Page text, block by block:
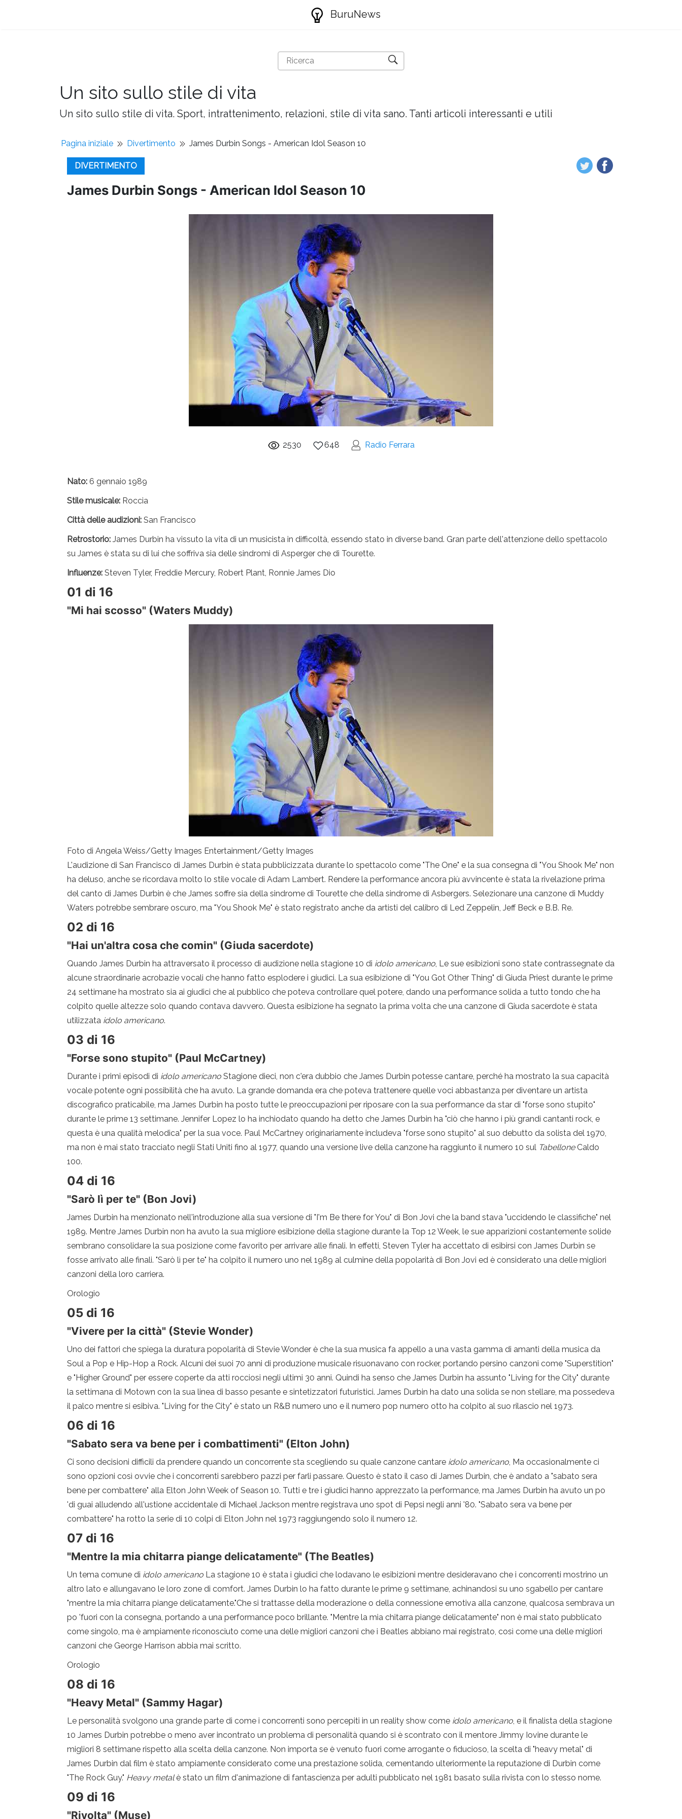
BuruNews
Un sito sullo stile di vita
Un sito sullo stile di vita. Sport, intrattenimento, relazioni, stile di vita sano. Tanti articoli interessanti e utili
Pagina iniziale Divertimento James Durbin Songs - American Idol Season 10
DIVERTIMENTO
James Durbin Songs - American Idol Season 10
2530 648 Radio Ferrara
Nato: 6 gennaio 1989
Stile musicale: Roccia
Città delle audizioni: San Francisco
Retrostorio: James Durbin ha vissuto la vita di un musicista in difficoltà, essendo stato in diverse band. Gran parte dell'attenzione dello spettacolo
su James è stata su di lui che soffriva sia delle sindromi di Asperger che di Tourette.
Influenze: Steven Tyler, Freddie Mercury, Robert Plant, Ronnie James Dio
01 di 16
"Mi hai scosso" (Waters Muddy)
Foto di Angela Weiss/Getty Images Entertainment/Getty Images
L'audizione di San Francisco di James Durbin è stata pubblicizzata durante lo spettacolo come "The One" e la sua consegna di "You Shook Me" non
ha deluso, anche se ricordava molto lo stile vocale di Adam Lambert. Rendere la performance ancora più avvincente è stata la rivelazione prima
del canto di James Durbin è che James soffre sia della sindrome di Tourette che della sindrome di Asbergers. Selezionare una canzone di Muddy
Waters potrebbe sembrare oscuro, ma "You Shook Me" è stato registrato anche da artisti del calibro di Led Zeppelin, Jeff Beck e B.B. Re.
02 di 16
"Hai un'altra cosa che comin" (Giuda sacerdote)
Quando James Durbin ha attraversato il processo di audizione nella stagione 10 di idolo americano, Le sue esibizioni sono state contrassegnate da
alcune straordinarie acrobazie vocali che hanno fatto esplodere i giudici. La sua esibizione di "You Got Other Thing" di Giuda Priest durante le prime
24 settimane ha mostrato sia ai giudici che al pubblico che poteva controllare quel potere, dando una performance solida a tutto tondo che ha
colpito quelle altezze solo quando contava davvero. Questa esibizione ha segnato la prima volta che una canzone di Giuda sacerdote è stata
utilizzata idolo americano.
03 di 16
"Forse sono stupito" (Paul McCartney)
Durante i primi episodi di idolo americano Stagione dieci, non c'era dubbio che James Durbin potesse cantare, perché ha mostrato la sua capacità
vocale potente ogni possibilità che ha avuto. La grande domanda era che poteva trattenere quelle voci abbastanza per diventare un artista
discografico praticabile, ma James Durbin ha posto tutte le preoccupazioni per riposare con la sua performance da star di "forse sono stupito"
durante le prime 13 settimane. Jennifer Lopez lo ha inchiodato quando ha detto che James Durbin ha "ciò che hanno i più grandi cantanti rock, e
questa è una qualità melodica" per la sua voce. Paul McCartney originariamente includeva "forse sono stupito" al suo debutto da solista del 1970,
ma non è mai stato tracciato negli Stati Uniti fino al 1977, quando una versione live della canzone ha raggiunto il numero 10 sul TabelloneCaldo
100.
04 di 16
"Sarò lì per te" (Bon Jovi)
James Durbin ha menzionato nell'introduzione alla sua versione di "I'm Be there for You" di Bon Jovi che la band stava "uccidendo le classifiche" nel
1989. Mentre James Durbin non ha avuto la sua migliore esibizione della stagione durante la Top 12 Week, le sue apparizioni costantemente solide
sembrano consolidare la sua posizione come favorito per arrivare alle finali. In effetti, Steven Tyler ha accettato di esibirsi con James Durbin se
fosse arrivato alle finali. "Sarò lì per te" ha colpito il numero uno nel 1989 al culmine della popolarità di Bon Jovi ed è considerato una delle migliori
canzoni della loro carriera.
Orologio
05 di 16
"Vivere per la città" (Stevie Wonder)
Uno dei fattori che spiega la duratura popolarità di Stevie Wonder è che la sua musica fa appello a una vasta gamma di amanti della musica da
Soul a Pop e Hip-Hop a Rock. Alcuni dei suoi 70 anni di produzione musicale risuonavano con rocker, portando persino canzoni come "Superstition"
e "Higher Ground" per essere coperte da atti rocciosi negli ultimi 30 anni. Quindi ha senso che James Durbin ha assunto "Living for the City" durante
la settimana di Motown con la sua linea di basso pesante e sintetizzatori futuristici. James Durbin ha dato una solida se non stellare, ma possedeva
il palco mentre si esibiva. "Living for the City" è stato un R&B numero uno e il numero pop numero otto ha colpito al suo rilascio nel 1973.
06 di 16
"Sabato sera va bene per i combattimenti" (Elton John)
Ci sono decisioni difficili da prendere quando un concorrente sta scegliendo su quale canzone cantare idolo americano, Ma occasionalmente ci
sono opzioni così ovvie che i concorrenti sarebbero pazzi per farli passare. Questo è stato il caso di James Durbin, che è andato a "sabato sera
bene per combattere" alla Elton John Week of Season 10. Tutti e tre i giudici hanno apprezzato la performance, ma James Durbin ha avuto un po
'di guai alludendo all'ustione accidentale di Michael Jackson mentre registrava uno spot di Pepsi negli anni '80. "Sabato sera va bene per
combattere" ha rotto la serie di 10 colpi di Elton John nel 1973 raggiungendo solo il numero 12.
07 di 16
"Mentre la mia chitarra piange delicatamente" (The Beatles)
Un tema comune di idolo americano La stagione 10 è stata i giudici che lodavano le esibizioni mentre desideravano che i concorrenti mostrino un
altro lato e allungavano le loro zone di comfort. James Durbin lo ha fatto durante le prime 9 settimane, achinandosi su uno sgabello per cantare
"mentre la mia chitarra piange delicatamente."Che si trattasse della moderazione o della connessione emotiva alla canzone, qualcosa sembrava un
po 'fuori con la consegna, portando a una performance poco brillante. "Mentre la mia chitarra piange delicatamente" non è mai stato pubblicato
come singolo, ma è ampiamente riconosciuto come una delle migliori canzoni che i Beatles abbiano mai registrato, così come una delle migliori
canzoni che George Harrison abbia mai scritto.
Orologio
08 di 16
"Heavy Metal" (Sammy Hagar)
Le personalità svolgono una grande parte di come i concorrenti sono percepiti in un reality show come idolo americano, e il finalista della stagione
10 James Durbin potrebbe o meno aver incontrato un problema di personalità quando si è scontrato con il mentore Jimmy Iovine durante le
migliori 8 settimane rispetto alla scelta della canzone. Non importa se è venuto fuori come arrogante o fiducioso, la scelta di "heavy metal" di
James Durbin dal film è stato ampiamente considerato come una prestazione solida, cementando ulteriormente la reputazione di Durbin come
"The Rock Guy." Heavy metalè stato un film d'animazione di fantascienza per adulti pubblicato nel 1981 basato sulla rivista con lo stesso nome.
09 di 16
"Rivolta" (Muse)